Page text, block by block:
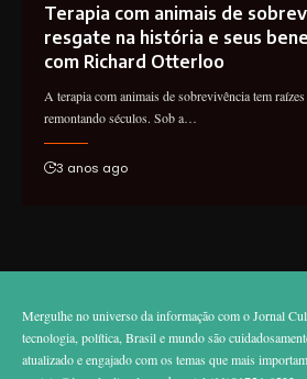
Terapia com animais de
resgate na história e seus
com Richard Otterloo
A terapia com animais de sobrevivência tem
remontando séculos. Sob a…
3 anos ago
Mergulhe no universo da informação com o Jornal
tecnologia, política, Brasil e mundo são
atualizado e engajado com os temas que mais